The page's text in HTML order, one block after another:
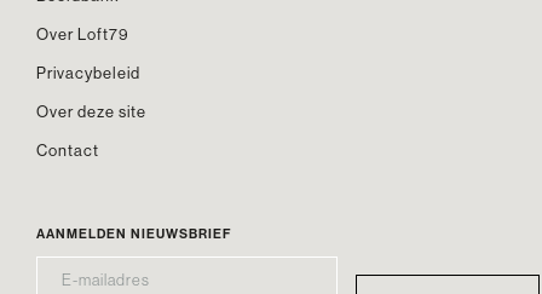
Over Loft79
Privacybeleid
Over deze site
Contact
AANMELDEN NIEUWSBRIEF